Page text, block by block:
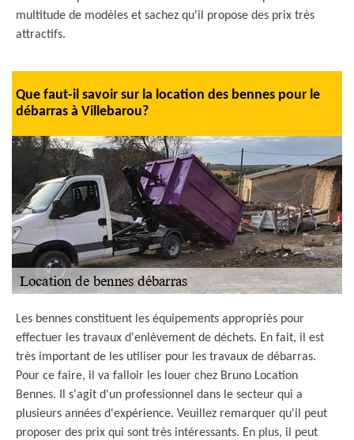
multitude de modèles et sachez qu'il propose des prix très
attractifs.
Que faut-il savoir sur la location des bennes pour le
débarras à Villebarou?
Les bennes constituent les équipements appropriés pour
effectuer les travaux d'enlèvement de déchets. En fait, il est
très important de les utiliser pour les travaux de débarras.
Pour ce faire, il va falloir les louer chez Bruno Location
Bennes. Il s'agit d'un professionnel dans le secteur qui a
plusieurs années d'expérience. Veuillez remarquer qu'il peut
proposer des prix qui sont très intéressants. En plus, il peut